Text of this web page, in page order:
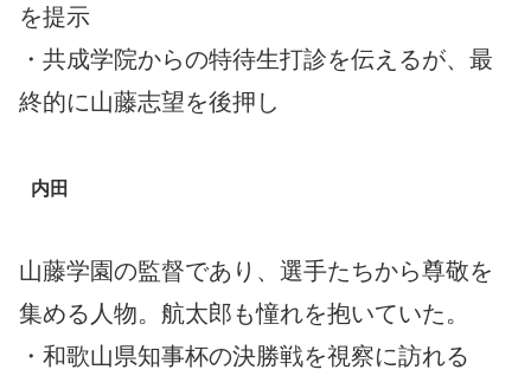
を提示
・共成学院からの特待生打診を伝えるが、最
終的に山藤志望を後押し
内田
山藤学園の監督であり、選手たちから尊敬を
集める人物。航太郎も憧れを抱いていた。
・和歌山県知事杯の決勝戦を視察に訪れる